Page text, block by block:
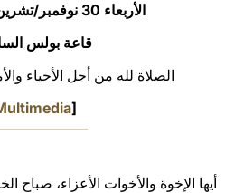
الأربعاء 30 نوفمبر/تشرين الثاني 2016
قاعة بولس
الصلاة لله من أجل الأحياء
[
أيها الإخوة والأخوات الأعزاء، صباح